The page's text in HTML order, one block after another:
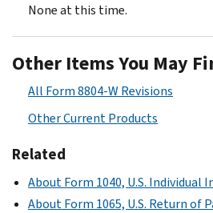
None at this time.
Other Items You May
All Form 8804-W Revisions
Other Current Products
Related
About Form 1040, U.S. Individual
About Form 1065, U.S. Return of